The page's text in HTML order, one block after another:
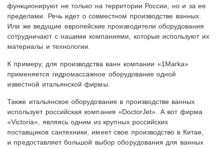
функционируют не только на территории России, но и за ее
пределами. Речь идет о совместном производстве ванных.
Или же ведущие европейские производители оборудования
сотрудничают с нашими компаниями, которые используют их
материалы и технологии.
К примеру, для производства ванн компании «1Marka»
применяется гидромассажное оборудование одной
известной итальянской фирмы.
Также итальянское оборудование в производстве ванных
использует российская компания «DoctorJet». А вот фирма
«Victoria», являясь одним из крупных российских
поставщиков сантехники, имеет свое производство в Китае,
и предоставляет большой выбор оборудования для ванных